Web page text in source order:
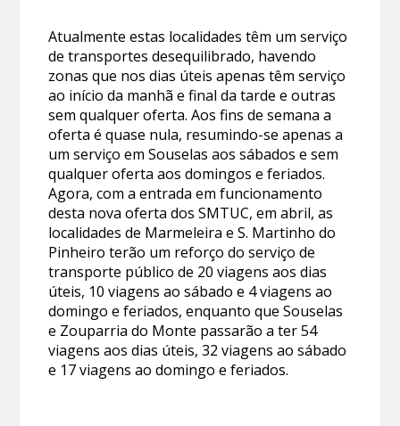
Atualmente estas localidades têm um serviço
de transportes desequilibrado, havendo
zonas que nos dias úteis apenas têm serviço
ao início da manhã e final da tarde e outras
sem qualquer oferta. Aos fins de semana a
oferta é quase nula, resumindo-se apenas a
um serviço em Souselas aos sábados e sem
qualquer oferta aos domingos e feriados.
Agora, com a entrada em funcionamento
desta nova oferta dos SMTUC, em abril, as
localidades de Marmeleira e S. Martinho do
Pinheiro terão um reforço do serviço de
transporte público de 20 viagens aos dias
úteis, 10 viagens ao sábado e 4 viagens ao
domingo e feriados, enquanto que Souselas
e Zouparria do Monte passarão a ter 54
viagens aos dias úteis, 32 viagens ao sábado
e 17 viagens ao domingo e feriados.